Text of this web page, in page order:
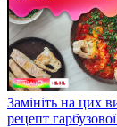
Замініть на цих
рецепт